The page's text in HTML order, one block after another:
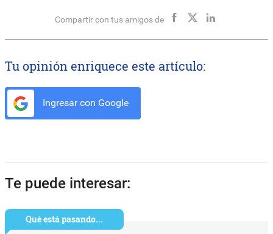
Compartir con tus amigos de
Tu opinión enriquece este artículo:
Ingresar con Google
Te puede interesar:
Qué está pasando...